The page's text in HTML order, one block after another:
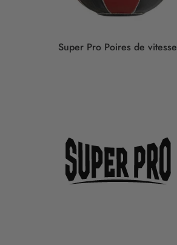
Super Pro Poires de vitesse